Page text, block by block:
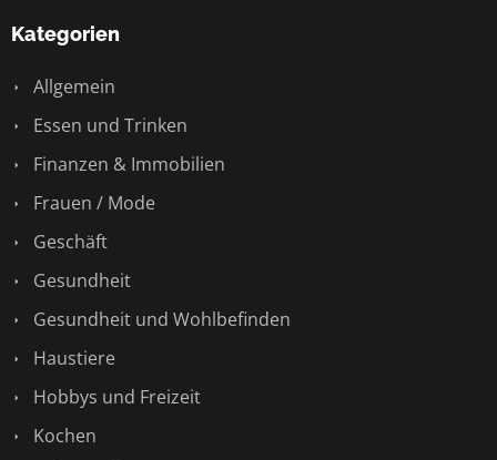
Kategorien
Allgemein
Essen und Trinken
Finanzen & Immobilien
Frauen / Mode
Geschäft
Gesundheit
Gesundheit und Wohlbefinden
Haustiere
Hobbys und Freizeit
Kochen